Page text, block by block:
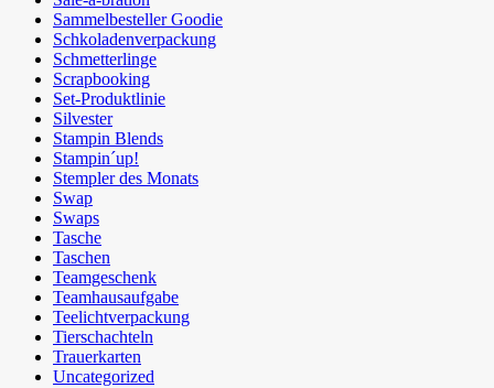
Sammelbesteller Goodie
Schkoladenverpackung
Schmetterlinge
Scrapbooking
Set-Produktlinie
Silvester
Stampin Blends
Stampin´up!
Stempler des Monats
Swap
Swaps
Tasche
Taschen
Teamgeschenk
Teamhausaufgabe
Teelichtverpackung
Tierschachteln
Trauerkarten
Uncategorized